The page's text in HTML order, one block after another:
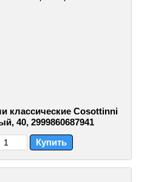
классические Cosottinni
40, 2999860687941
Купить